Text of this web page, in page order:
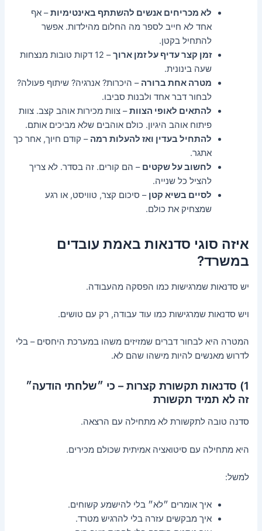
לא מכריחים אנשים להשתתף באינטימיות– אף
אחד לא חייב לספר מה החלום מהילדות. אפשר
להתחיל בקטן.
זמן קצר עדיף על זמן ארוך
– 12 דקות טובות מנצחות
שעה בינונית.
מטרה אחת ברורה – היכרות? אנרגיה? שיתוף פעולה?
לבחור דבר אחד ולבנות סביבו.
להתאים לאופי הצוות– צוות מכירות אוהב קצב. צוות
פיתוח אוהב היגיון. כולם אוהבים שלא מביכים אותם.
להתחיל בעדין ואז להעלות רמה – קודם חיוך, אחר כך
אתגר.
לחשוב על שקטים – הם קורים. זה בסדר. לא צריך
להציל כל שנייה.
לסיים בשיא קטן – סיכום קצר, טוויסט, או רגע
שמצחיק את כולם.
איזה סוגי סדנאות באמת עובדים
במשרד?
יש סדנאות שמרגישות כמו הפסקה מהעבודה.
ויש סדנאות שמרגישות כמו עוד עבודה, רק עם טושים.
המטרה היא לבחור דברים שמזיזים משהו במערכת היחסים – בלי
לדרוש מאנשים להיות מישהו שהם לא.
1) סדנאות תקשורת קצרות – כי ״שלחתי הודעה״
זה לא תמיד תקשורת
סדנה טובה לתקשורת לא מתחילה עם הרצאה.
היא מתחילה עם סיטואציה אמיתית שכולם מכירים.
למשל:
איך אומרים ״לא״ בלי להישמע קשוחים.
איך מבקשים עזרה בלי להרגיש מטרד.